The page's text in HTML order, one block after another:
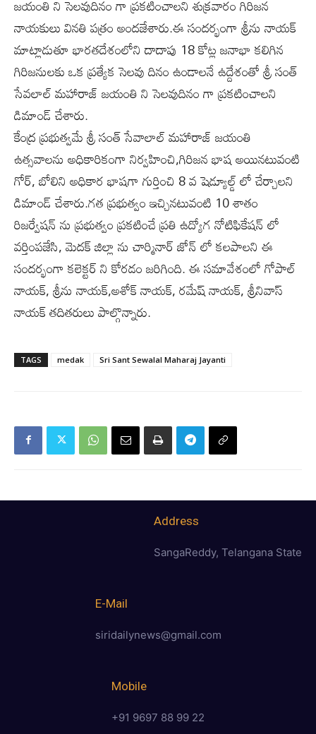
జయంతి ని సెలవుదినం గా ప్రకటించాలని శుక్రవారం గిరిజన
నాయకులు వినతి పత్రం అందజేశారు.ఈ సందర్భంగా శ్రీను నాయక్
మాట్లాడుతూ భారతదేశంలోని దాదాపు 18 కోట్ల జనాభా కలిగిన
గిరిజనులకు ఒక ప్రత్యేక సెలవు దినం ఉండాలనే ఉద్దేశంతో శ్రీ సంత్
సేవలాల్ మహారాజ్ జయంతి ని సెలవుదినం గా ప్రకటించాలని
డిమాండ్ చేశారు.
కేంద్ర ప్రభుత్వమే శ్రీ సంత్ సేవాలాల్ మహారాజ్ జయంతి
ఉత్సవాలను అధికారికంగా నిర్వహించి,గిరిజన భాష అయినటువంటి
గోర్, బోలిని అధికార భాషగా గుర్తించి 8 వ షెడ్యూల్డ్ లో చేర్చాలని
డిమాండ్ చేశారు.గత ప్రభుత్వం ఇచ్చినటువంటి 10 శాతం
రిజర్వేషన్ ను ప్రభుత్వం ప్రకటించే ప్రతి ఉద్యోగ నోటిఫికేషన్ లో
వర్తింపజేసి, మెదక్ జిల్లా ను చార్మినార్ జోన్ లో కలపాలని ఈ
సందర్భంగా కలెక్టర్ ని కోరడం జరిగింది. ఈ సమావేశంలో గోపాల్
నాయక్, శ్రీను నాయక్,అశోక్ నాయక్, రమేష్ నాయక్, శ్రీనివాస్
నాయక్ తదితరులు పాల్గొన్నారు.
TAGS medak Sri Sant Sewalal Maharaj Jayanti
Address
SangaReddy, Telangana State
E-Mail
siridailynews@gmail.com
Mobile
+91 9697 88 99 22